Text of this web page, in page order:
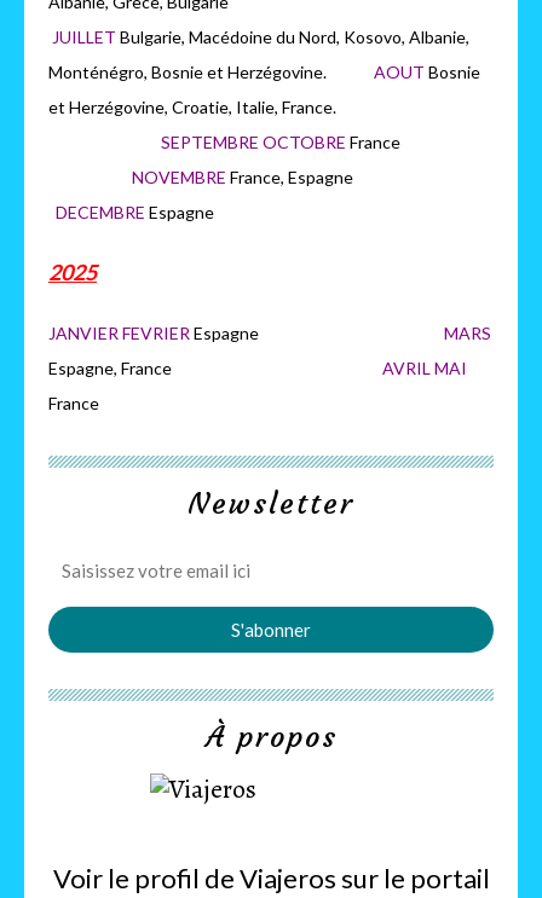
Newsletter
À propos
Voir le profil deViajerossur le portail
JUILLET Bulgarie, Macédoine du Nord, Kosovo, Albanie,
Monténégro, Bosnie et Herzégovine. AOUT Bosnie
et Herzégovine, Croatie, Italie, France.
SEPTEMBRE OCTOBRE France
NOVEMBRE France, Espagne
DECEMBRE Espagne
2025
JANVIER FEVRIER Espagne MARS
Espagne, France AVRIL MAI
France